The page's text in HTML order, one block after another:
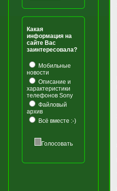
Какая
информация на
сайте Вас
заинтересовала?
Мобильные
новости
Описание и
характеристики
телефонов Sony
Файловый
архив
Всё вместе :-)
Голосовать